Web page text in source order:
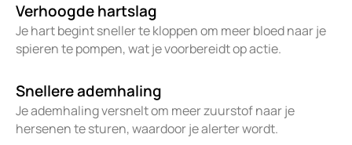
Verhoogde hartslag
Je hart begint sneller te kloppen om meer bloed naar je
spieren te pompen, wat je voorbereidt op actie.
Snellere ademhaling
Je ademhaling versnelt om meer zuurstof naar je
hersenen te sturen, waardoor je alerter wordt.